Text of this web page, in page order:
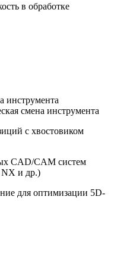
в обработке
инструмента
смена инструмента
с хвостовиком
CAD/CAM систем
и др.)
для оптимизации 5D-